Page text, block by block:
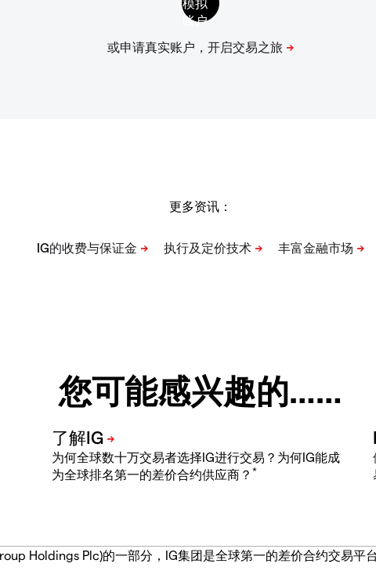
更多资讯：
您可能感兴趣的……
为何全球数十万交易者选择IG进行交易？为何IG能成
为全球排名第一的差价合约供应商？ *
Holdings Plc)的一部分，IG集团是全球第一的差价合约交易平